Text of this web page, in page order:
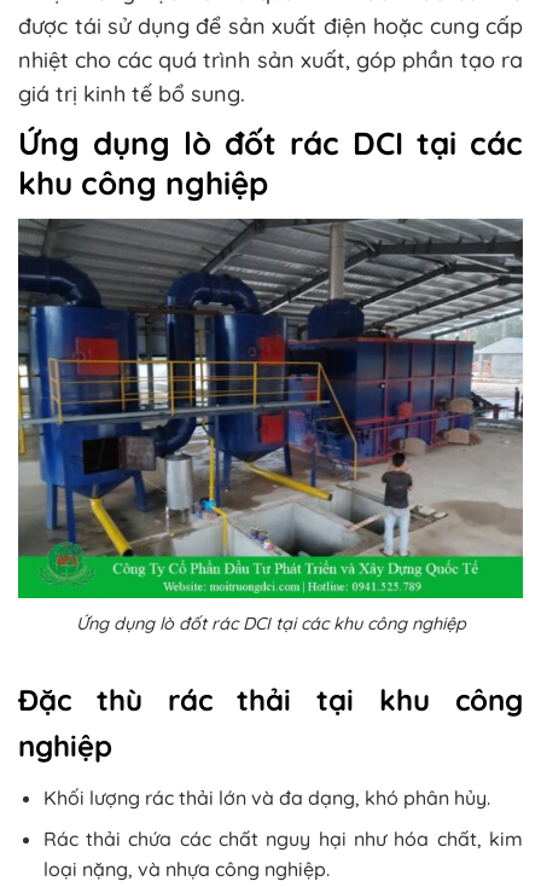
được tái sử dụng để sản xuất điện hoặc cung cấp
nhiệt cho các quá trình sản xuất, góp phần tạo ra
giá trị kinh tế bổ sung.
Ứng dụng lò đốt rác DCI tại các
khu công nghiệp
Ứng dụng lò đốt rác DCI tại các khu công nghiệp
Đặc thù rác thải tại khu công
nghiệp
Khối lượng rác thải lớn và đa dạng, khó phân hủy.
Rác thải chứa các chất nguy hại như hóa chất, kim
loại nặng, và nhựa công nghiệp.